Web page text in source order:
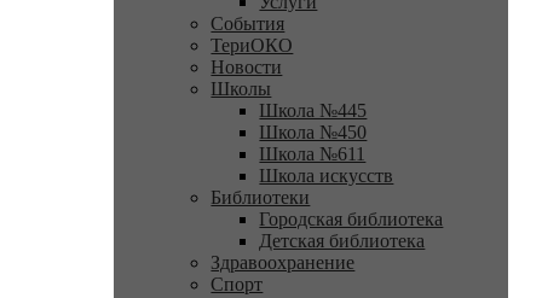
События
ТериОКО
Новости
Школы
Школа №445
Школа №450
Школа №611
Школа искусств
Библиотеки
Городская библиотека
Детская библиотека
Здравоохранение
Спорт